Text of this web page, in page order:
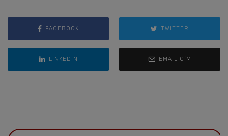
FACEBOOK TWITTER
LINKEDIN EMAIL CÍM